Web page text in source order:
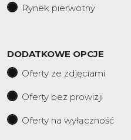
Rynek pierwotny
DODATKOWE OPCJE
Oferty ze zdjęciami
Oferty bez prowizji
Oferty na wyłączność